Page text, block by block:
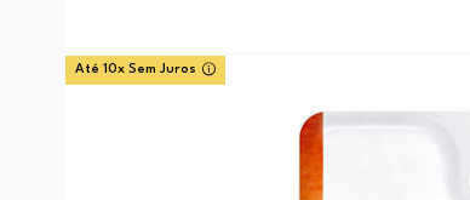
Até 10x Sem Juros